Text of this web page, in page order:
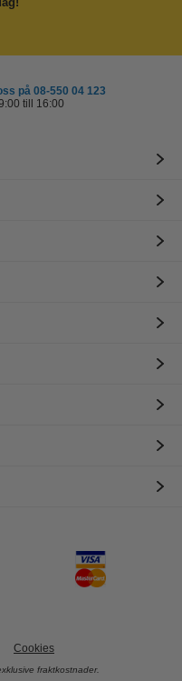
på 08-550 04 123
till 16:00
Cookies
fraktkostnader.